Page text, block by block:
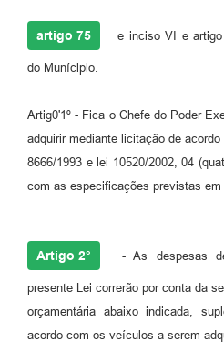
artigo 75 e inciso VI e
do Munícipio.
Artig0'1º - Fica o Chefe do Poder
adquirir mediante licitação de acordo
8666/1993 e lei 10520/2002, 04
com as especificações previstas em
Artigo 2° - As despesas
presente Lei correrão por conta da
orçamentária abaixo indicada,
acordo com os veículos a serem